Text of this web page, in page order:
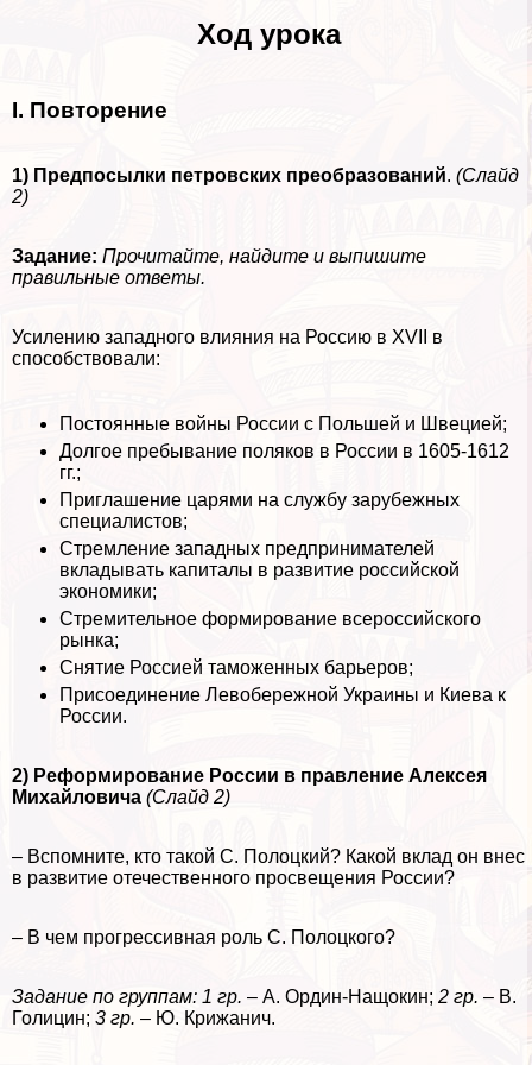
Ход урока
I. Повторение
1) Предпосылки петровских преобразований. (Слайд
2)
Задание: Прочитайте, найдите и выпишите
правильные ответы.
Усилению западного влияния на Россию в XVII в
способствовали:
Постоянные войны России с Польшей и Швецией;
Долгое пребывание поляков в России в 1605-1612
гг.;
Приглашение царями на службу зарубежных
специалистов;
Стремление западных предпринимателей
вкладывать капиталы в развитие российской
экономики;
Стремительное формирование всероссийского
рынка;
Снятие Россией таможенных барьеров;
Присоединение Левобережной Украины и Киева к
России.
2) Реформирование России в правление Алексея
Михайловича (Слайд 2)
– Вспомните, кто такой С. Полоцкий? Какой вклад он внес
в развитие отечественного просвещения России?
– В чем прогрессивная роль С. Полоцкого?
Задание по группам: 1 гр. – А. Ордин-Нащокин; 2 гр. – В.
Голицин; 3 гр. – Ю. Крижанич.